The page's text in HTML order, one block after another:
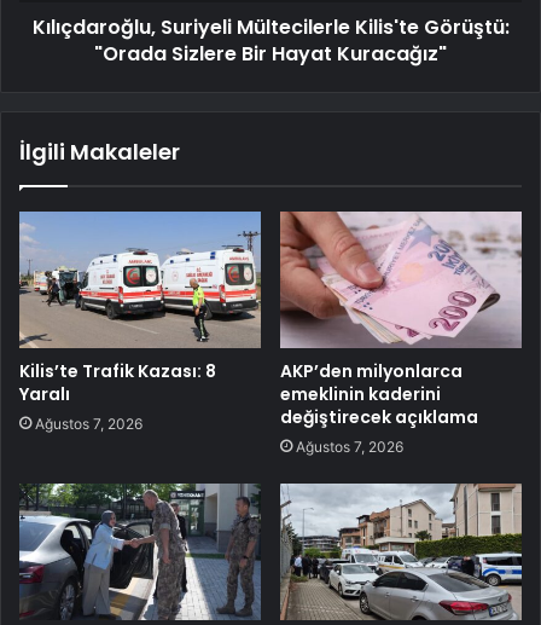
Kılıçdaroğlu, Suriyeli Mültecilerle Kilis'te Görüştü:
"Orada Sizlere Bir Hayat Kuracağız"
İlgili Makaleler
Kilis’te Trafik Kazası: 8
Yaralı
Ağustos 7, 2026
AKP’den milyonlarca
emeklinin kaderini
değiştirecek açıklama
Ağustos 7, 2026